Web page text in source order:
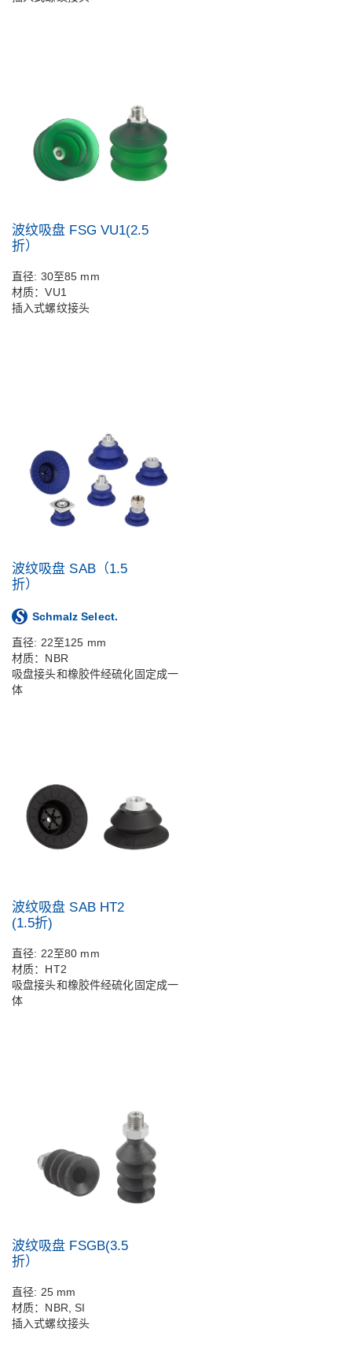
波纹吸盘 FSG VU1(2.5
折）
直径: 30至85 mm
材质：VU1
插入式螺纹接头
波纹吸盘 SAB（1.5
折）
Schmalz Select.
直径: 22至125 mm
材质：NBR
吸盘接头和橡胶件经硫化固定成一
体
波纹吸盘 SAB HT2
(1.5折)
直径: 22至80 mm
材质：HT2
吸盘接头和橡胶件经硫化固定成一
体
波纹吸盘 FSGB(3.5
折）
直径: 25 mm
材质：NBR, SI
插入式螺纹接头